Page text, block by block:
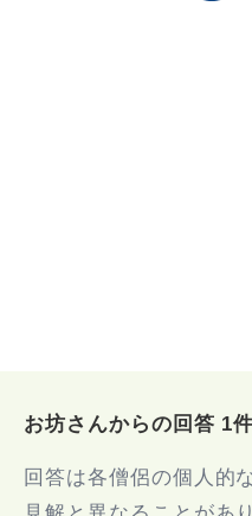
お坊さんからの回答 1件
回答は各僧侶の個人的